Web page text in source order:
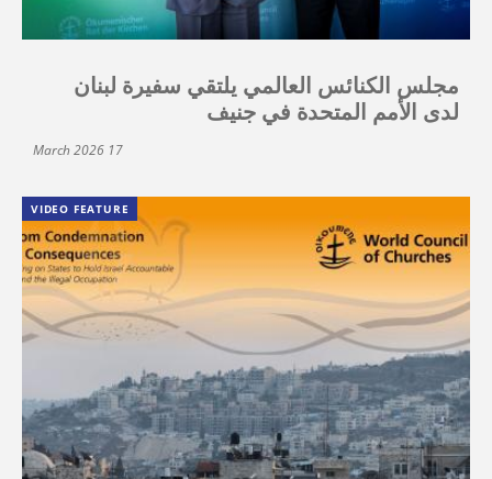
مجلس الكنائس العالمي يلتقي سفيرة لبنان
لدى الأمم المتحدة في جنيف
17 March 2026
VIDEO FEATURE